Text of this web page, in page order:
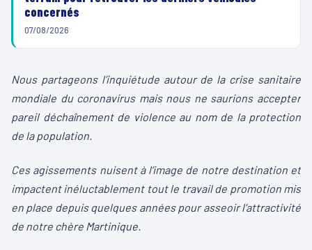
concernés
07/08/2026
Nous partageons l’inquiétude autour de la crise sanitaire
mondiale du coronavirus mais nous ne saurions accepter
pareil déchaînement de violence au nom de la protection
de la population.
Ces agissements nuisent à l’image de notre destination et
impactent inéluctablement tout le travail de promotion mis
en place depuis quelques années pour asseoir l’attractivité
de notre chère Martinique.